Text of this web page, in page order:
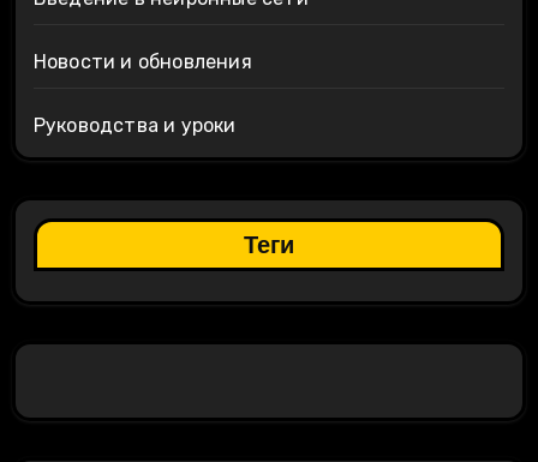
Новости и обновления
Руководства и уроки
Теги